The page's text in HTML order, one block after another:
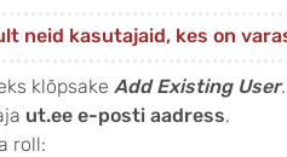
neid kasutajaid, kes on
klõpsake Add Existing User.
ut.ee e-posti aadress.
roll: